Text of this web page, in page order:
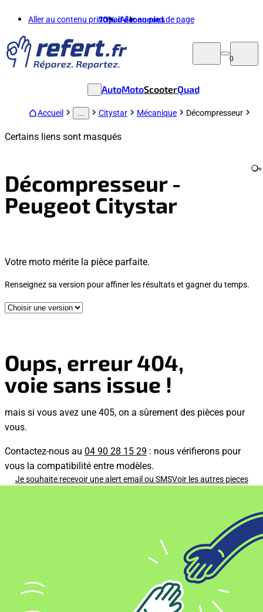
Aller au contenu principalAller au pied de page
70%d'économies
0
AutoMotoScooterQuad
Accueil Citystar Mécanique Décompresseur
Certains liens sont masqués
Décompresseur -
Peugeot Citystar
+
Votre moto mérite la pièce parfaite.
Renseignez sa version pour affiner les résultats et gagner du temps.
Oups, erreur 404,
voie sans issue !
mais si vous avez une 405, on a sûrement des pièces pour
vous.
Contactez-nous au 04 90 28 15 29 : nous vérifierons pour
vous la compatibilité entre modèles.
Je souhaite recevoir une alert email ou SMSVoir les autres pieces